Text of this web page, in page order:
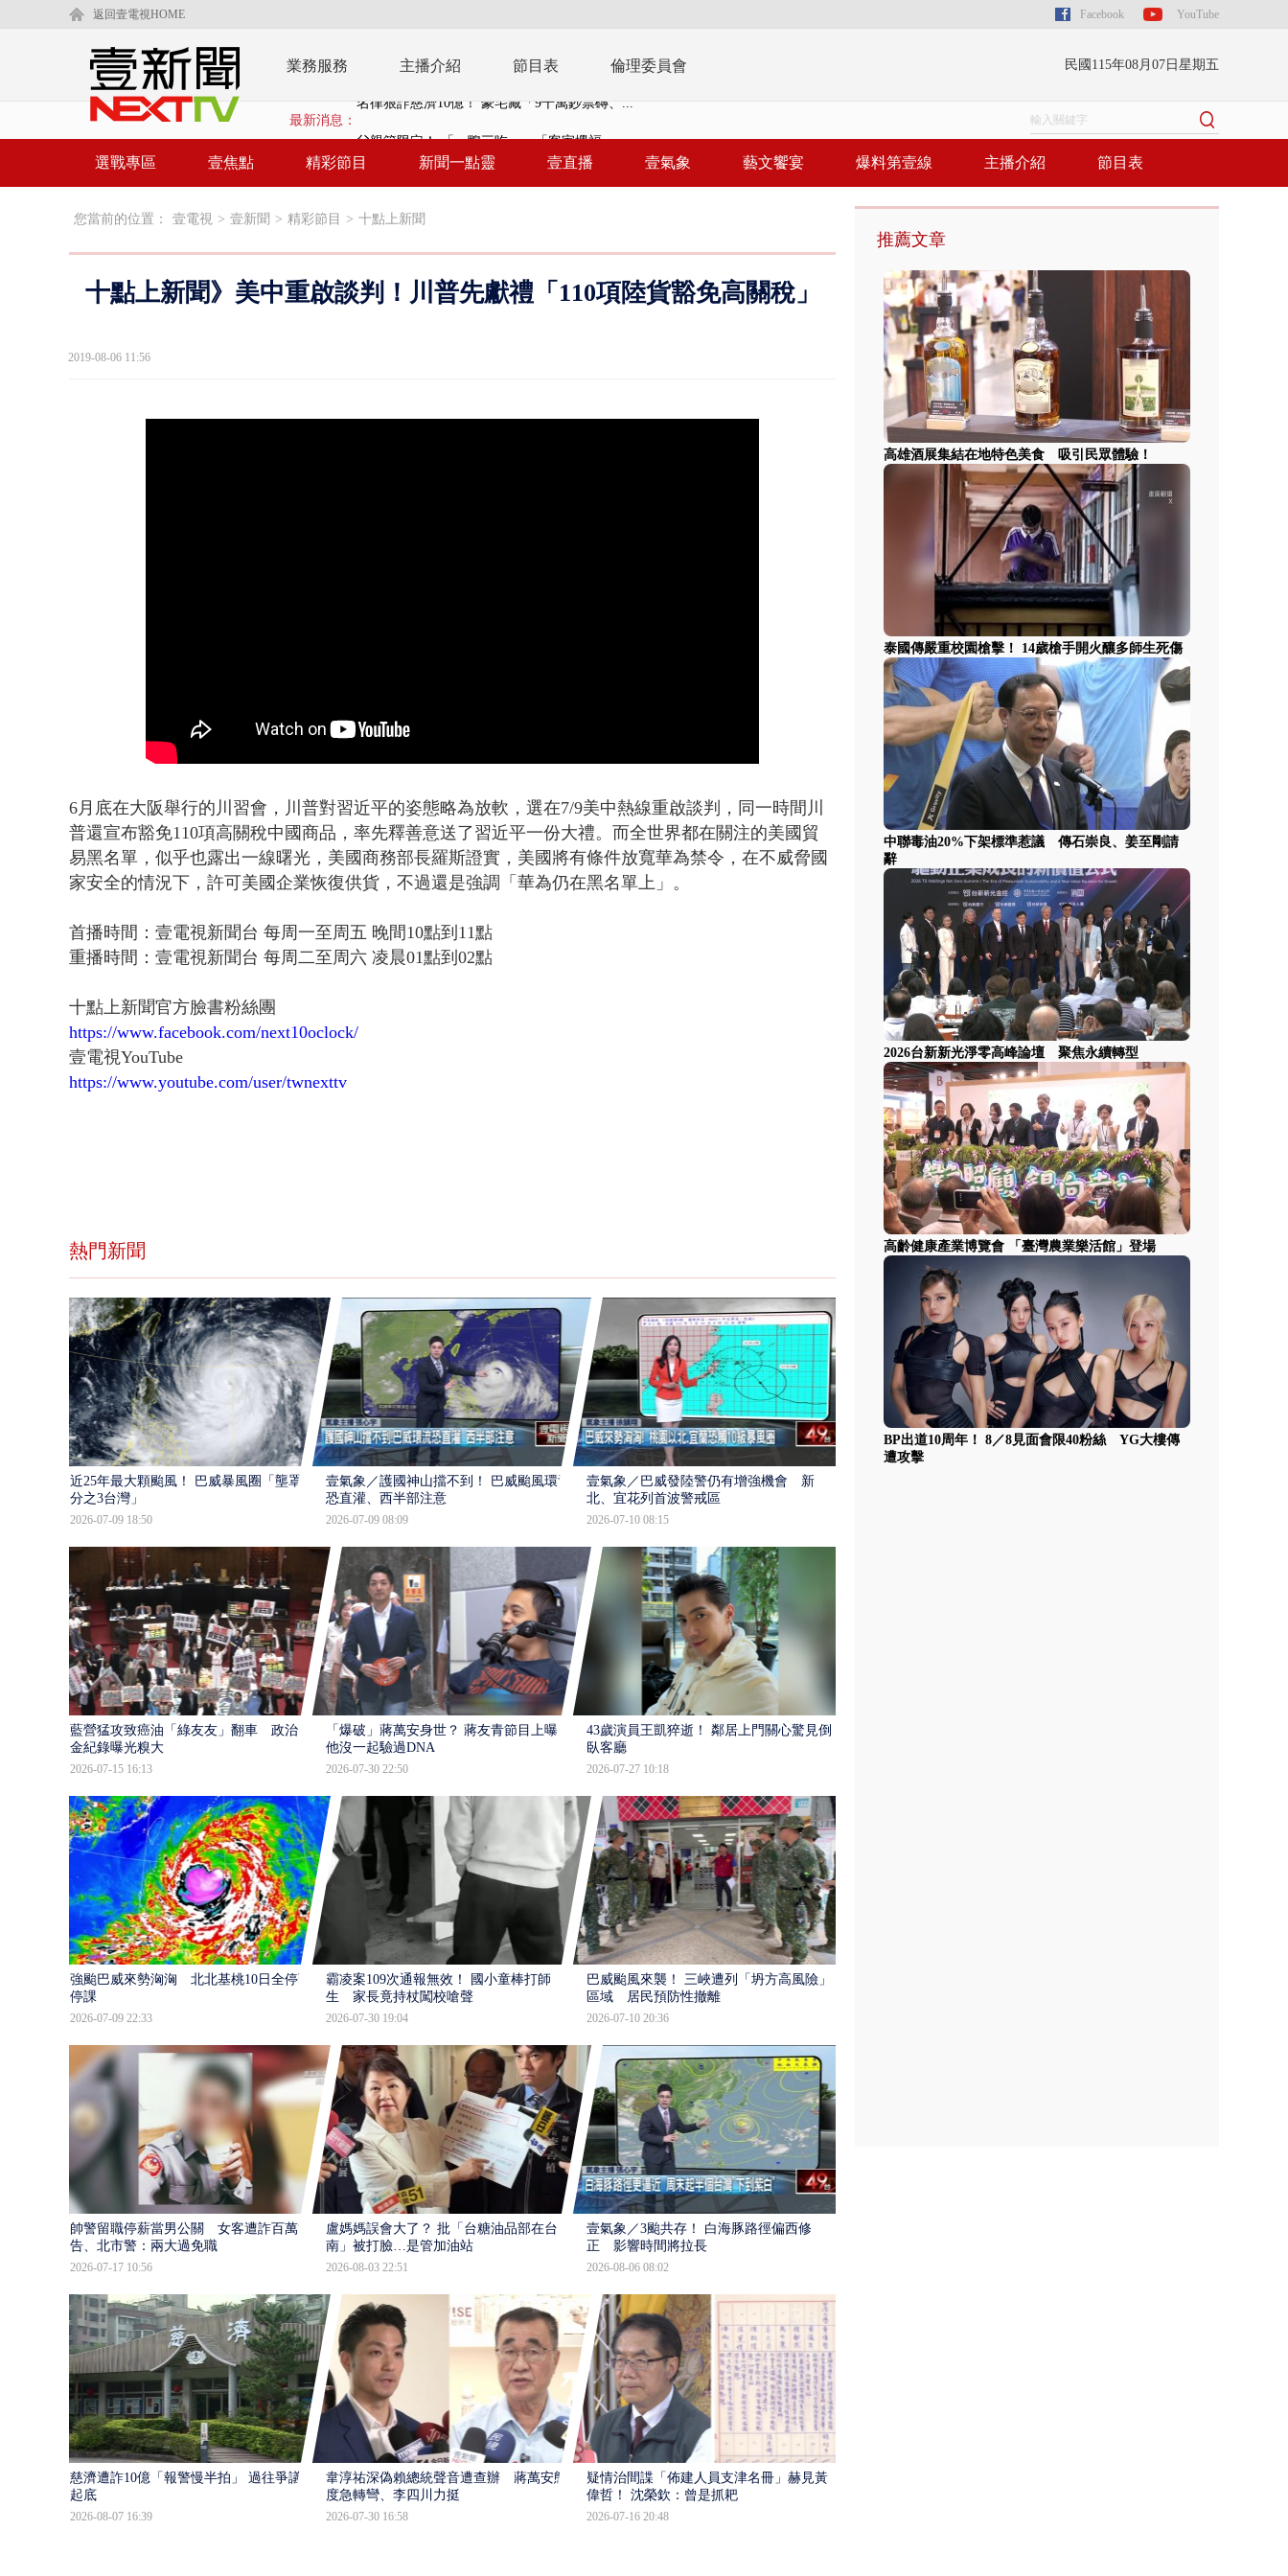
返回壹電視HOME Facebook YouTube
業務服務 主播介紹 節目表 倫理委員會 民國115年08月07日星期五
最新消息：
白海豚海警！ 雨彈將炸台中以北 不排除明...
選戰專區 壹焦點 精彩節目 新聞一點靈 壹直播 壹氣象 藝文饗宴 爆料第壹線 主播介紹 節目表
您當前的位置： 壹電視 > 壹新聞 > 精彩節目 > 十點上新聞
十點上新聞》美中重啟談判！川普先獻禮「110項陸貨豁免高關稅」
2019-08-06 11:56
6月底在大阪舉行的川習會，川普對習近平的姿態略為放軟，選在7/9美中熱線重啟談判，同一時間川
普還宣布豁免110項高關稅中國商品，率先釋善意送了習近平一份大禮。而全世界都在關注的美國貿
易黑名單，似乎也露出一線曙光，美國商務部長羅斯證實，美國將有條件放寬華為禁令，在不威脅國
家安全的情況下，許可美國企業恢復供貨，不過還是強調「華為仍在黑名單上」。
首播時間：壹電視新聞台 每周一至周五 晚間10點到11點
重播時間：壹電視新聞台 每周二至周六 凌晨01點到02點
十點上新聞官方臉書粉絲團
https://www.facebook.com/next10oclock/
壹電視YouTube
https://www.youtube.com/user/twnexttv
熱門新聞
近25年最大顆颱風！ 巴威暴風圈「壟罩4
分之3台灣」
2026-07-09 18:50
壹氣象／護國神山擋不到！ 巴威颱風環流
恐直灌、西半部注意
2026-07-09 08:09
壹氣象／巴威發陸警仍有增強機會 新
北、宜花列首波警戒區
2026-07-10 08:15
藍營猛攻致癌油「綠友友」翻車 政治獻
金紀錄曝光糗大
2026-07-15 16:13
「爆破」蔣萬安身世？ 蔣友青節目上曝：
他沒一起驗過DNA
2026-07-30 22:50
43歲演員王凱猝逝！ 鄰居上門關心驚見倒
臥客廳
2026-07-27 10:18
強颱巴威來勢洶洶 北北基桃10日全停班
停課
2026-07-09 22:33
霸凌案109次通報無效！ 國小童棒打師
生 家長竟持杖闖校嗆聲
2026-07-30 19:04
巴威颱風來襲！ 三峽遭列「坍方高風險」
區域 居民預防性撤離
2026-07-10 20:36
帥警留職停薪當男公關 女客遭詐百萬提
告、北市警：兩大過免職
2026-07-17 10:56
盧媽媽誤會大了？ 批「台糖油品部在台
南」被打臉…是管加油站
2026-08-03 22:51
壹氣象／3颱共存！ 白海豚路徑偏西修
正 影響時間將拉長
2026-08-06 08:02
慈濟遭詐10億「報警慢半拍」 過往爭議遭
起底
2026-08-07 16:39
韋淳祐深偽賴總統聲音遭查辦 蔣萬安態
度急轉彎、李四川力挺
2026-07-30 16:58
疑情治間諜「佈建人員支津名冊」赫見黃
偉哲！ 沈榮欽：曾是抓耙
2026-07-16 20:48
推薦文章
高雄酒展集結在地特色美食 吸引民眾體驗！
泰國傳嚴重校園槍擊！ 14歲槍手開火釀多師生死傷
中聯毒油20%下架標準惹議 傳石崇良、姜至剛請
辭
2026台新新光淨零高峰論壇 聚焦永續轉型
高齡健康產業博覽會 「臺灣農業樂活館」登場
BP出道10周年！ 8／8見面會限40粉絲 YG大樓傳
遭攻擊